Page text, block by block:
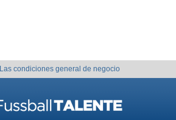
Las condiciones general de negocio